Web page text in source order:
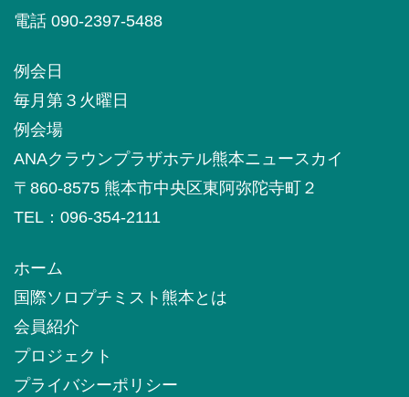
電話 090-2397-5488
例会日
毎月第３火曜日
例会場
ANAクラウンプラザホテル熊本ニュースカイ
〒860-8575 熊本市中央区東阿弥陀寺町２
TEL：096-354-2111
ホーム
国際ソロプチミスト熊本とは
会員紹介
プロジェクト
プライバシーポリシー